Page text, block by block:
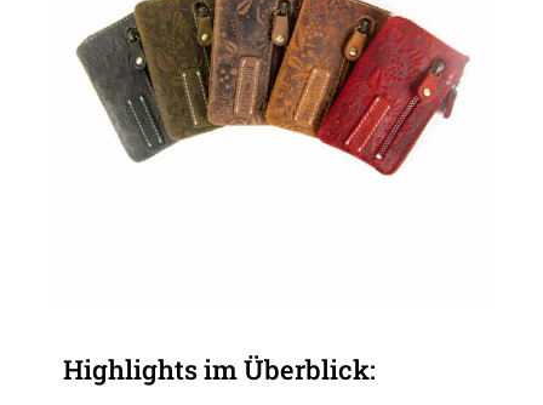
Highlights im Überblick: